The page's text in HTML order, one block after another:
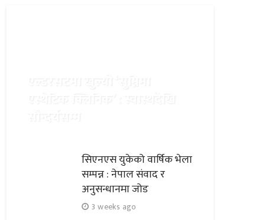
एस्थेटिक क्लिनिक’ : स्वास्थदेखि
सिएनएस युकेको वार्षिक भेला
सम्पन्न : नेपाल संवाद र
अनुसन्धानमा जोड
3 weeks ago